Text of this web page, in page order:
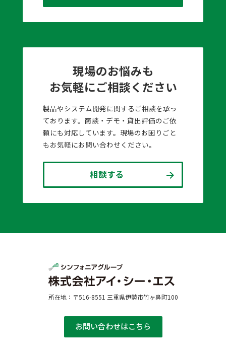
現場のお悩みも
お気軽にご相談ください
製品やシステム開発に関するご相談を承っ
ております。商談・デモ・貸出評価のご依
頼にも対応しています。現場のお困りごと
もお気軽にお問い合わせください。
相談する
所在地：〒516-8551 三重県伊勢市竹ヶ鼻町100
お問い合わせはこちら